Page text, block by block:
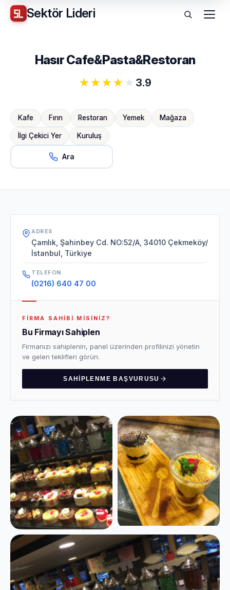
Sektör Lideri Menü
Hasır Cafe&Pasta&Restoran
3.9
Kafe Fırın Restoran Yemek Mağaza
İlgi Çekici Yer Kuruluş
Ara
ADRES
Çamlık, Şahinbey Cd. NO:52/A, 34010 Çekmeköy/
İstanbul, Türkiye
TELEFON
(0216) 640 47 00
FIRMA SAHIBI MISINIZ?
Bu Firmayı Sahiplen
Firmanızı sahiplenin, panel üzerinden profilinizi yönetin
ve gelen teklifleri görün.
SAHIPLENME BAŞVURUSU